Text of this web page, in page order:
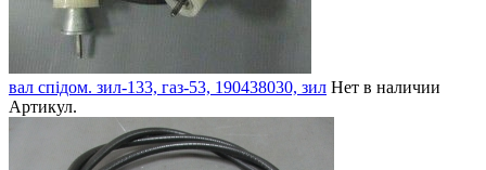
вал спідом. зил-133, газ-53, 190438030, зил Нет в наличии
Артикул.